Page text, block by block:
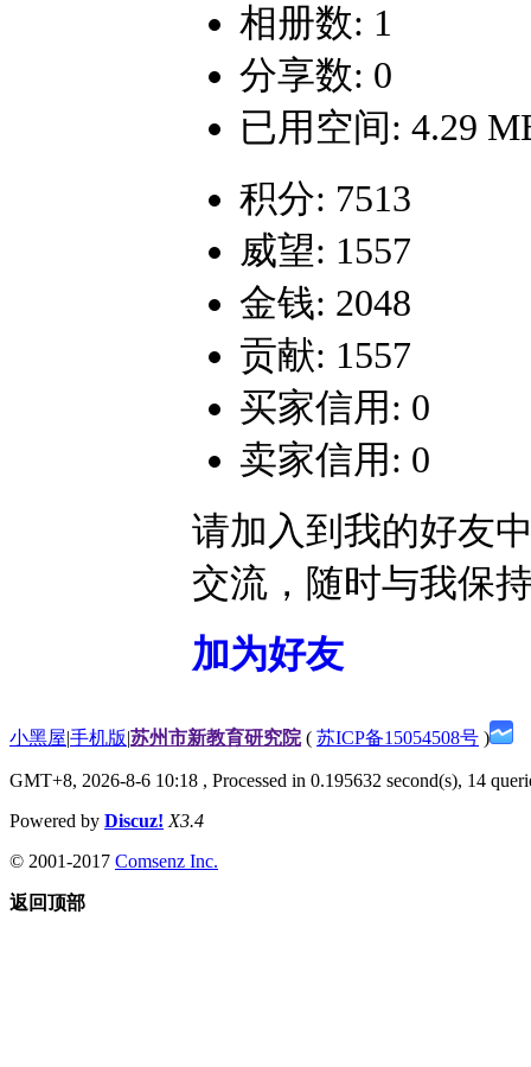
相册数: 1
分享数: 0
已用空间: 4.29
积分: 7513
威望: 1557
金钱: 2048
贡献: 1557
买家信用: 0
卖家信用: 0
请加入到我的好友
交流，随时与我保
加为好友
小黑屋|手机版|苏州市新教育研究院( 苏ICP备15054508号 )
GMT+8, 2026-8-6 10:18 , Processed in 0.195632 second(s), 14
Powered by Discuz! X3.4
© 2001-2017 Comsenz Inc.
返回顶部